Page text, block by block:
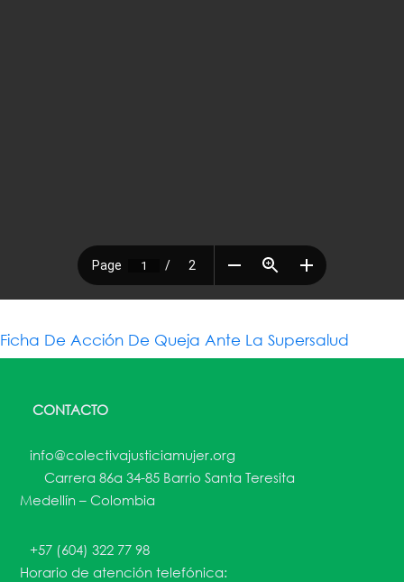
Ficha De Acción De Queja Ante La Supersalud
CONTACTO
info@colectivajusticiamujer.org
Carrera 86a 34-85 Barrio Santa Teresita
Medellín – Colombia
+57 (604) 322 77 98
Horario de atención telefónica: